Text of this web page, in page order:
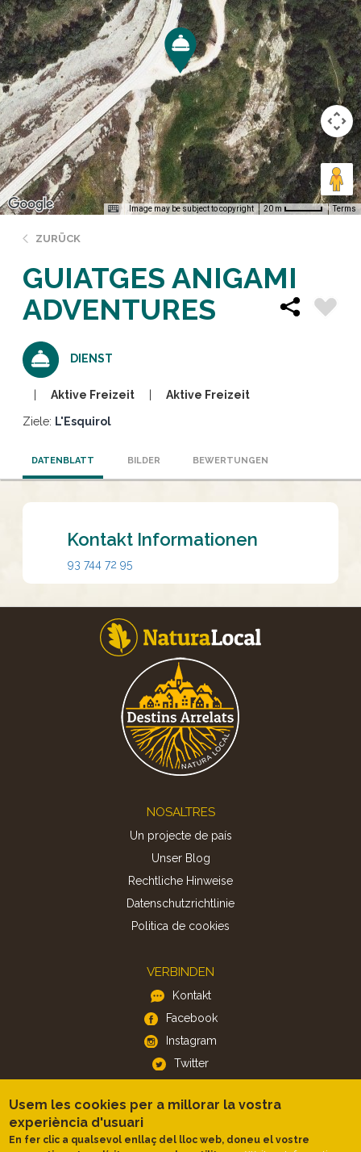
Image may be subject to copyright 20 m Terms
ZURÜCK
GUIATGES ANIGAMI
ADVENTURES
DIENST
Aktive Freizeit Aktive Freizeit
Ziele: L'Esquirol
DATENBLATT BILDER BEWERTUNGEN
Kontakt Informationen
93 744 72 95
NOSALTRES
Un projecte de país
Unser Blog
Rechtliche Hinweise
Datenschutzrichtlinie
Politica de cookies
VERBINDEN
Kontakt
Facebook
Instagram
Twitter
APP
iOS
Usem les cookies per a millorar la vostra
experiència d'usuari
En fer clic a qualsevol enllaç del lloc web, doneu el vostre